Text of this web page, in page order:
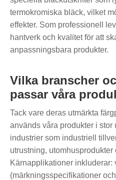
termokromiska bläck, vilket
effekter. Som professionell
hantverk och kvalitet för att
anpassningsbara produkter.
Vilka branscher
passar våra
Tack vare deras utmärkta
används våra produkter i
industrier som industriell
utrustning, utomhusprodukter
Kärnapplikationer inkluderar:
(märkningsspecifikationer